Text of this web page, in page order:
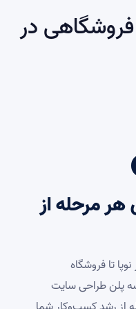
در
مرحله از
تا فروشگاه
پلن طراحی سایت